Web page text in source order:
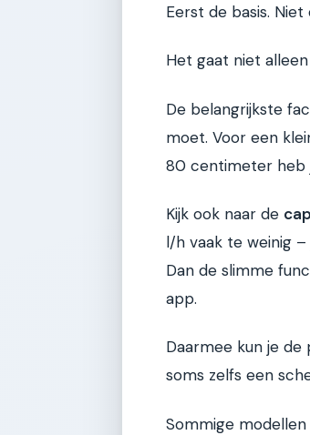
Eerst de basis.
Het gaat niet
De belangrijkste
moet. Voor een
80 centimeter heb
Kijk ook naar de
l/h vaak te weinig
Dan de slimme
app.
Daarmee kun je
soms zelfs een
Sommige